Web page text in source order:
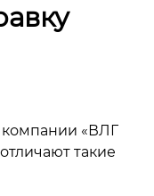
компании «ВЛГ
такие